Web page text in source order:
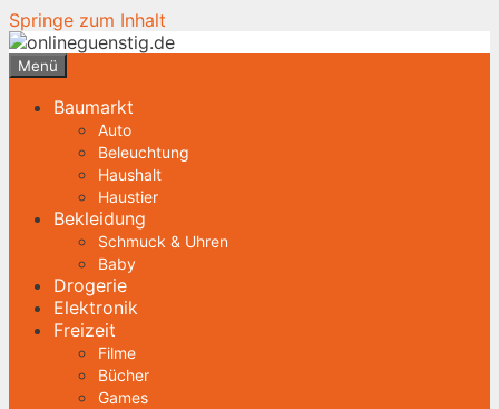
Springe zum Inhalt
Menü
Baumarkt
Auto
Beleuchtung
Haushalt
Haustier
Bekleidung
Schmuck & Uhren
Baby
Drogerie
Elektronik
Freizeit
Filme
Bücher
Games